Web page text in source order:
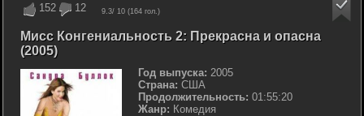
152 12 9.3/ 10 (164 гол.)
Мисс Конгениальность 2: Прекрасна и опасна
(2005)
Год выпуска: 2005
Страна: США
Продолжительность: 01:55:20
Жанр: Комедия